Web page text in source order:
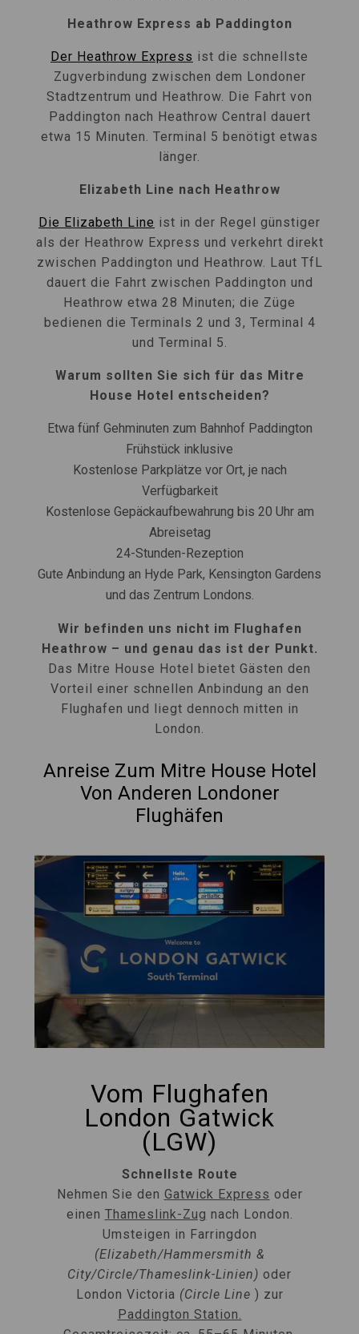
Heathrow Express ab Paddington
Der Heathrow Express ist die schnellste
Zugverbindung zwischen dem Londoner
Stadtzentrum und Heathrow. Die Fahrt von
Paddington nach Heathrow Central dauert
etwa 15 Minuten. Terminal 5 benötigt etwas
länger.
Elizabeth Line nach Heathrow
Die Elizabeth Line ist in der Regel günstiger
als der Heathrow Express und verkehrt direkt
zwischen Paddington und Heathrow. Laut TfL
dauert die Fahrt zwischen Paddington und
Heathrow etwa 28 Minuten; die Züge
bedienen die Terminals 2 und 3, Terminal 4
und Terminal 5.
Warum sollten Sie sich für das Mitre
House Hotel entscheiden?
Etwa fünf Gehminuten zum Bahnhof Paddington
Frühstück inklusive
Kostenlose Parkplätze vor Ort, je nach
Verfügbarkeit
Kostenlose Gepäckaufbewahrung bis 20 Uhr am
Abreisetag
24-Stunden-Rezeption
Gute Anbindung an Hyde Park, Kensington Gardens
und das Zentrum Londons.
Wir befinden uns nicht im Flughafen
Heathrow – und genau das ist der Punkt.
Das Mitre House Hotel bietet Gästen den
Vorteil einer schnellen Anbindung an den
Flughafen und liegt dennoch mitten in
London.
Anreise Zum Mitre House Hotel
Von Anderen Londoner
Flughäfen
Vom Flughafen
London Gatwick
(LGW)
Schnellste Route
Nehmen Sie den Gatwick Express oder
einen Thameslink-Zug nach London.
Umsteigen in Farringdon
(Elizabeth/Hammersmith &
City/Circle/Thameslink-Linien) oder
London Victoria (Circle Line ) zur
Paddington Station.